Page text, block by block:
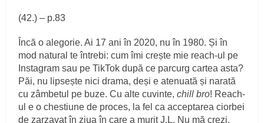
(42.) – p.83
Încă o alegorie. Ai 17 ani în 2020, nu în 1980. Și în
mod natural te întrebi: cum îmi crește mie reach-ul pe
Instagram sau pe TikTok după ce parcurg cartea asta?
Păi, nu lipsește nici drama, deși e atenuată și narată
cu zâmbetul pe buze. Cu alte cuvinte,chill bro! Reach-
ul e o chestiune de proces, la fel ca acceptarea ciorbei
de zarzavat în ziua în care a murit J.L. Nu mă crezi,